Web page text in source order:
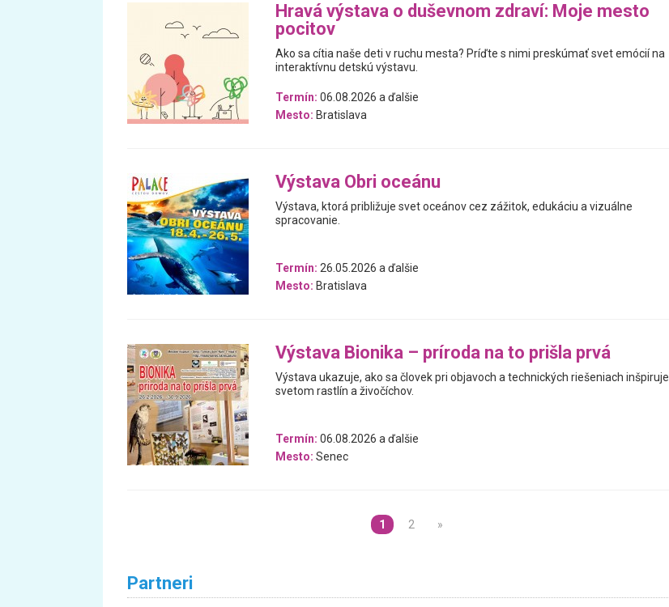
Hravá výstava o duševnom zdraví: Moje mesto
pocitov
Ako sa cítia naše deti v ruchu mesta? Príďte s nimi preskúmať svet emócií na
interaktívnu detskú výstavu.
Termín: 06.08.2026 a ďalšie
Mesto: Bratislava
Výstava Obri oceánu
Výstava, ktorá približuje svet oceánov cez zážitok, edukáciu a vizuálne
spracovanie.
Termín: 26.05.2026 a ďalšie
Mesto: Bratislava
Výstava Bionika – príroda na to prišla prvá
Výstava ukazuje, ako sa človek pri objavoch a technických riešeniach inšpiruje
svetom rastlín a živočíchov.
Termín: 06.08.2026 a ďalšie
Mesto: Senec
1 2 »
Partneri